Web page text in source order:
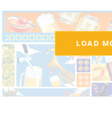
LOAD